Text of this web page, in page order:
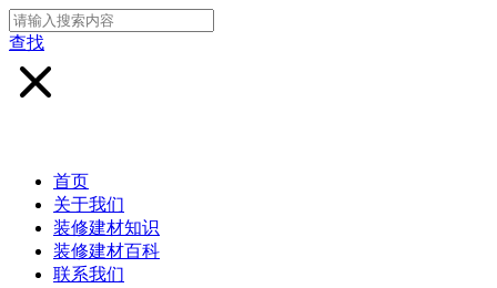
查找
首页
关于我们
装修建材知识
装修建材百科
联系我们